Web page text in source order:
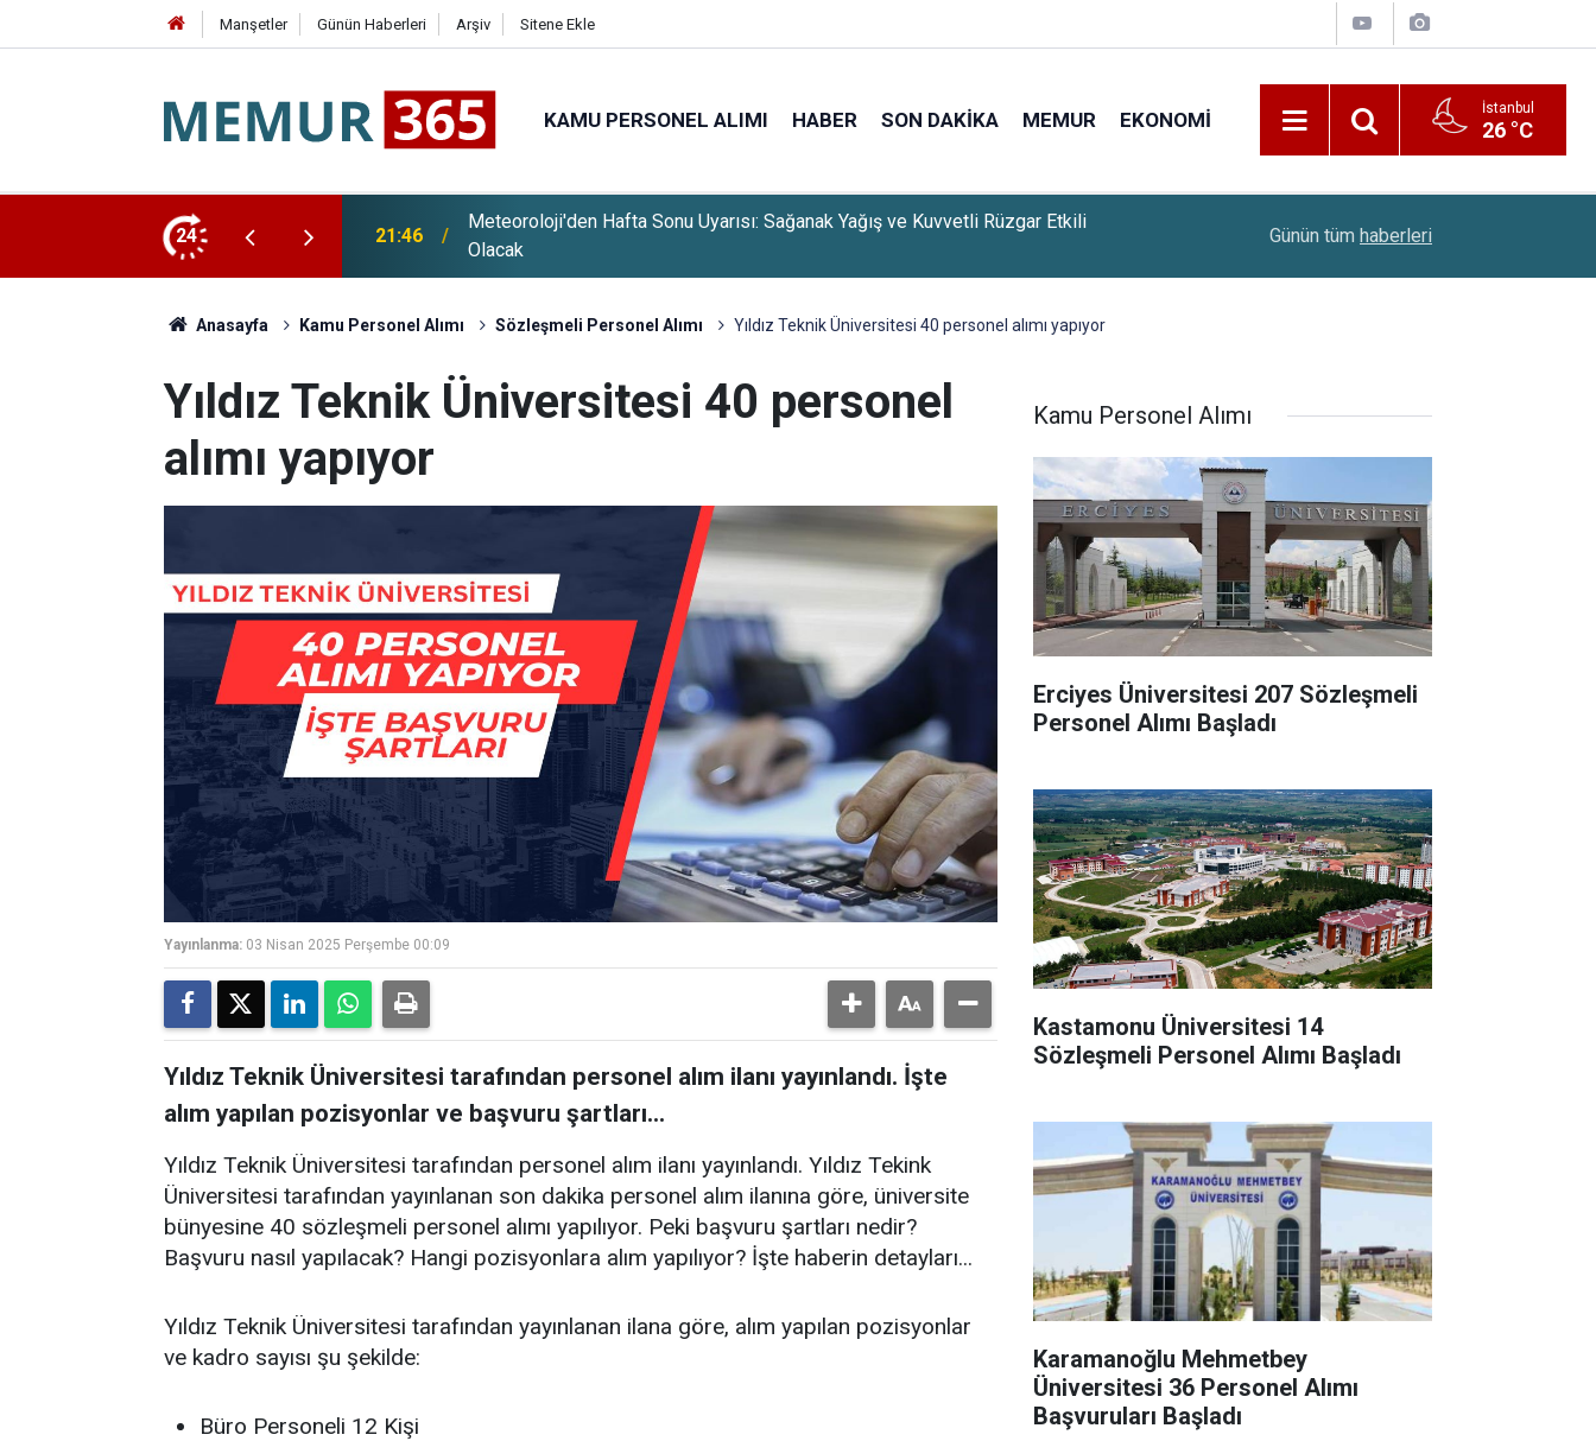
Manşetler Günün Haberleri Arşiv Sitene Ekle
KAMU PERSONEL ALIMI HABER SON DAKIKA MEMUR EKONOMI İstanbul
26 °C
24
Sağanak Yağış ve Kuvvetli Rüzgar Etkili
21:20 Adalet Bakanı Akın Gürlek'ten 13. Yargı Paketi Açıklaması Geldi Emeklilere ÖTV'siz Araç Düzenlemesinde Son
Günün tüm haberleri
Anasayfa Kamu Personel Alımı Sözleşmeli Personel Alımı Yıldız Teknik Üniversitesi 40 personel alımı yapıyor
Yıldız Teknik Üniversitesi 40 personel
alımı yapıyor
Yayınlanma: 03 Nisan 2025 Perşembe 00:09
Yıldız Teknik Üniversitesi tarafından personel alım ilanı yayınlandı. İşte
alım yapılan pozisyonlar ve başvuru şartları...
Yıldız Teknik Üniversitesi tarafından personel alım ilanı yayınlandı. Yıldız Tekink
Üniversitesi tarafından yayınlanan son dakika personel alım ilanına göre, üniversite
bünyesine 40 sözleşmeli personel alımı yapılıyor. Peki başvuru şartları nedir?
Başvuru nasıl yapılacak? Hangi pozisyonlara alım yapılıyor? İşte haberin detayları...
Yıldız Teknik Üniversitesi tarafından yayınlanan ilana göre, alım yapılan pozisyonlar
ve kadro sayısı şu şekilde:
Büro Personeli 12 Kişi
Kamu Personel Alımı
Erciyes Üniversitesi 207 Sözleşmeli
Personel Alımı Başladı
Kastamonu Üniversitesi 14
Sözleşmeli Personel Alımı Başladı
Karamanoğlu Mehmetbey
Üniversitesi 36 Personel Alımı
Başvuruları Başladı